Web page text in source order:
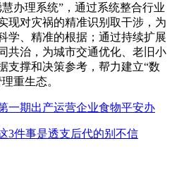
办理系统”，通过系统整合行业
现对灾祸的精准识别取干涉，为
学、精准的根据；通过持续扩展
共治，为城市交通优化、老旧小
支撑和决策参考，帮力建立“数
重生态。
一期出产运营企业食物平安办
3件事是透支后代的别不信